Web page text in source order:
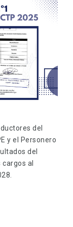
del
y el Personero
del
cargos al